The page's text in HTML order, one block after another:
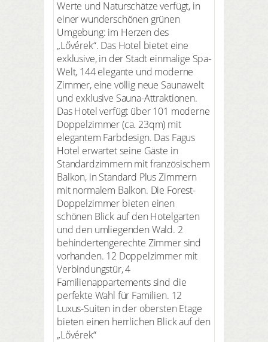
Werte und Naturschätze verfügt, in
einer wunderschönen grünen
Umgebung: im Herzen des
„Lővérek“. Das Hotel bietet eine
exklusive, in der Stadt einmalige Spa-
Welt, 144 elegante und moderne
Zimmer, eine völlig neue Saunawelt
und exklusive Sauna-Attraktionen.
Das Hotel verfügt über 101 moderne
Doppelzimmer (ca. 23qm) mit
elegantem Farbdesign. Das Fagus
Hotel erwartet seine Gäste in
Standardzimmern mit französischem
Balkon, in Standard Plus Zimmern
mit normalem Balkon. Die Forest-
Doppelzimmer bieten einen
schönen Blick auf den Hotelgarten
und den umliegenden Wald. 2
behindertengerechte Zimmer sind
vorhanden. 12 Doppelzimmer mit
Verbindungstür, 4
Familienappartements sind die
perfekte Wahl für Familien. 12
Luxus-Suiten in der obersten Etage
bieten einen herrlichen Blick auf den
„Lővérek“